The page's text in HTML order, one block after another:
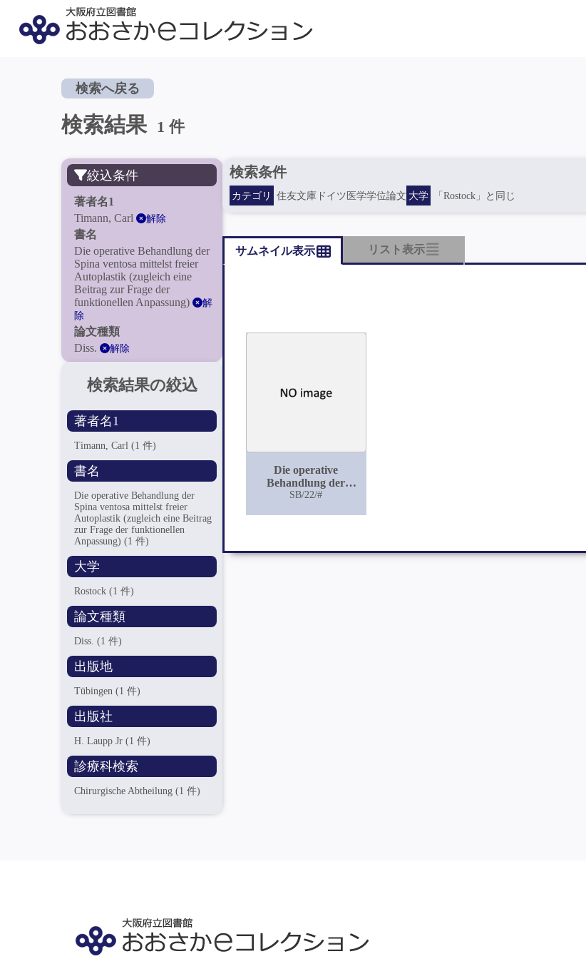
検索へ戻る
検索結果 1 件
絞込条件
著者名1
Timann, Carl
解除
書名
Die operative Behandlung der
Spina ventosa mittelst freier
Autoplastik (zugleich eine
Beitrag zur Frage der
funktionellen Anpassung)
解
除
論文種類
Diss.
解除
検索結果の絞込
著者名1
Timann, Carl(1 件)
書名
Die operative Behandlung der
Spina ventosa mittelst freier
Autoplastik (zugleich eine Beitrag
zur Frage der funktionellen
Anpassung)(1 件)
大学
Rostock(1 件)
論文種類
Diss.(1 件)
出版地
Tübingen(1 件)
出版社
H. Laupp Jr(1 件)
診療科検索
Chirurgische Abtheilung(1 件)
検索条件
カテゴリ 住友文庫ドイツ医学学位論文 大学 「Rostock」と同じ
サムネイル表示 リスト表示
Die operative
Behandlung der
Spina ventosa mittelst
Anpassung)
SB/22/#